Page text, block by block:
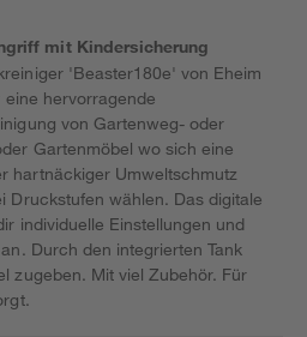
mit Kindersicherung
'Beaster180e' von Eheim
hervorragende
von Gartenweg- oder
Gartenmöbel wo sich eine
hartnäckiger Umweltschmutz
Druckstufen wählen. Das digitale
individuelle Einstellungen und
Durch den integrierten Tank
zugeben. Mit viel Zubehör. Für